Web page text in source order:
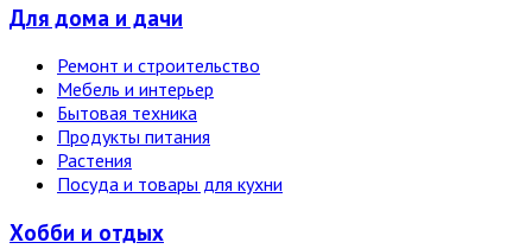
Для дома и дачи
Ремонт и строительство
Мебель и интерьер
Бытовая техника
Продукты питания
Растения
Посуда и товары для кухни
Хобби и отдых